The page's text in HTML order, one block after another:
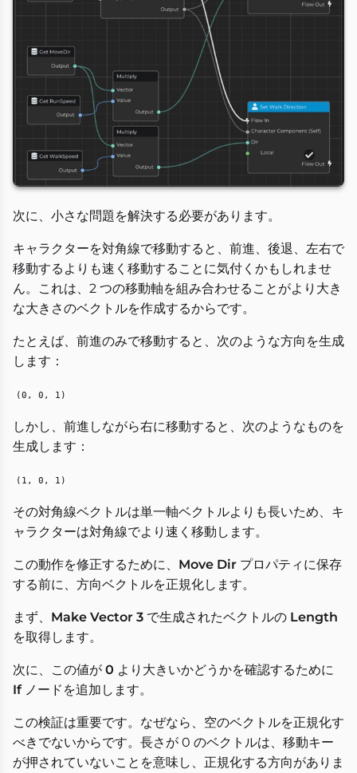
次に、小さな問題を解決する必要があります。
キャラクターを対角線で移動すると、前進、後退、左右で
移動するよりも速く移動することに気付くかもしれませ
ん。これは、2 つの移動軸を組み合わせることがより大き
な大きさのベクトルを作成するからです。
たとえば、前進のみで移動すると、次のような方向を生成
します：
(0, 0, 1)
しかし、前進しながら右に移動すると、次のようなものを
生成します：
(1, 0, 1)
その対角線ベクトルは単一軸ベクトルよりも長いため、キ
ャラクターは対角線でより速く移動します。
この動作を修正するために、 Move Dir プロパティに保存
する前に、方向ベクトルを正規化します。
まず、 Make Vector 3 で生成されたベクトルの Length
を取得します。
次に、この値が 0 より大きいかどうかを確認するために
Ifノードを追加します。
この検証は重要です。なぜなら、空のベクトルを正規化す
べきでないからです。長さが 0 のベクトルは、移動キー
が押されていないことを意味し、正規化する方向がありま